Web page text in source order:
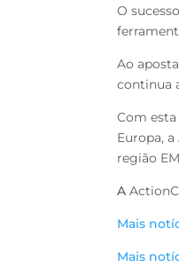
O
Ao
continua
Com
Europa,
região
A
Mais
Mais